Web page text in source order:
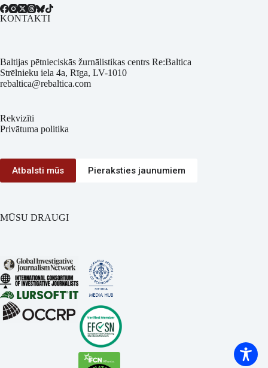
KONTAKTI
Baltijas pētnieciskās žurnālistikas centrs Re:Baltica
Strēlnieku iela 4a, Rīga, LV-1010
rebaltica@rebaltica.com
Rekvizīti
Privātuma politika
Atbalsti mūs Pieraksties jaunumiem
MŪSU DRAUGI